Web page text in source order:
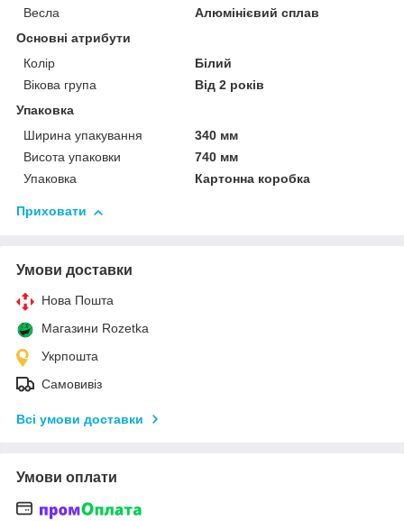
Весла
Алюмінієвий сплав
Основні атрибути
Колір
Білий
Вікова група
Від 2 років
Упаковка
Ширина упакування
340 мм
Висота упаковки
740 мм
Упаковка
Картонна коробка
Приховати
Умови доставки
Нова Пошта
Магазини Rozetka
Укрпошта
Самовивіз
Всі умови доставки
Умови оплати